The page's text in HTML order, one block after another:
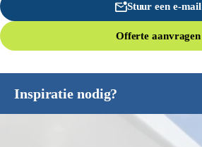
Stuur een e-mail
Offerte aanvragen
Inspiratie nodig?